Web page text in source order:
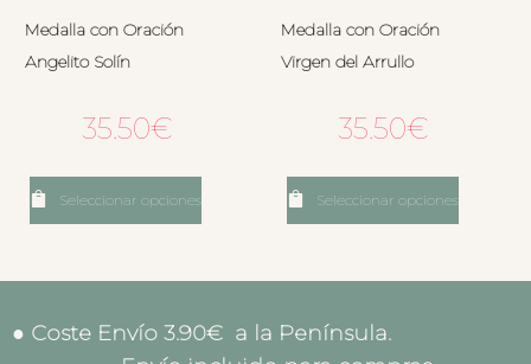
Medalla con Oración
Angelito Solín
35.50€
Seleccionar opciones
Medalla con Oración
Virgen del Arrullo
35.50€
Seleccionar opciones
● Coste Envío 3.90€ a la Península.